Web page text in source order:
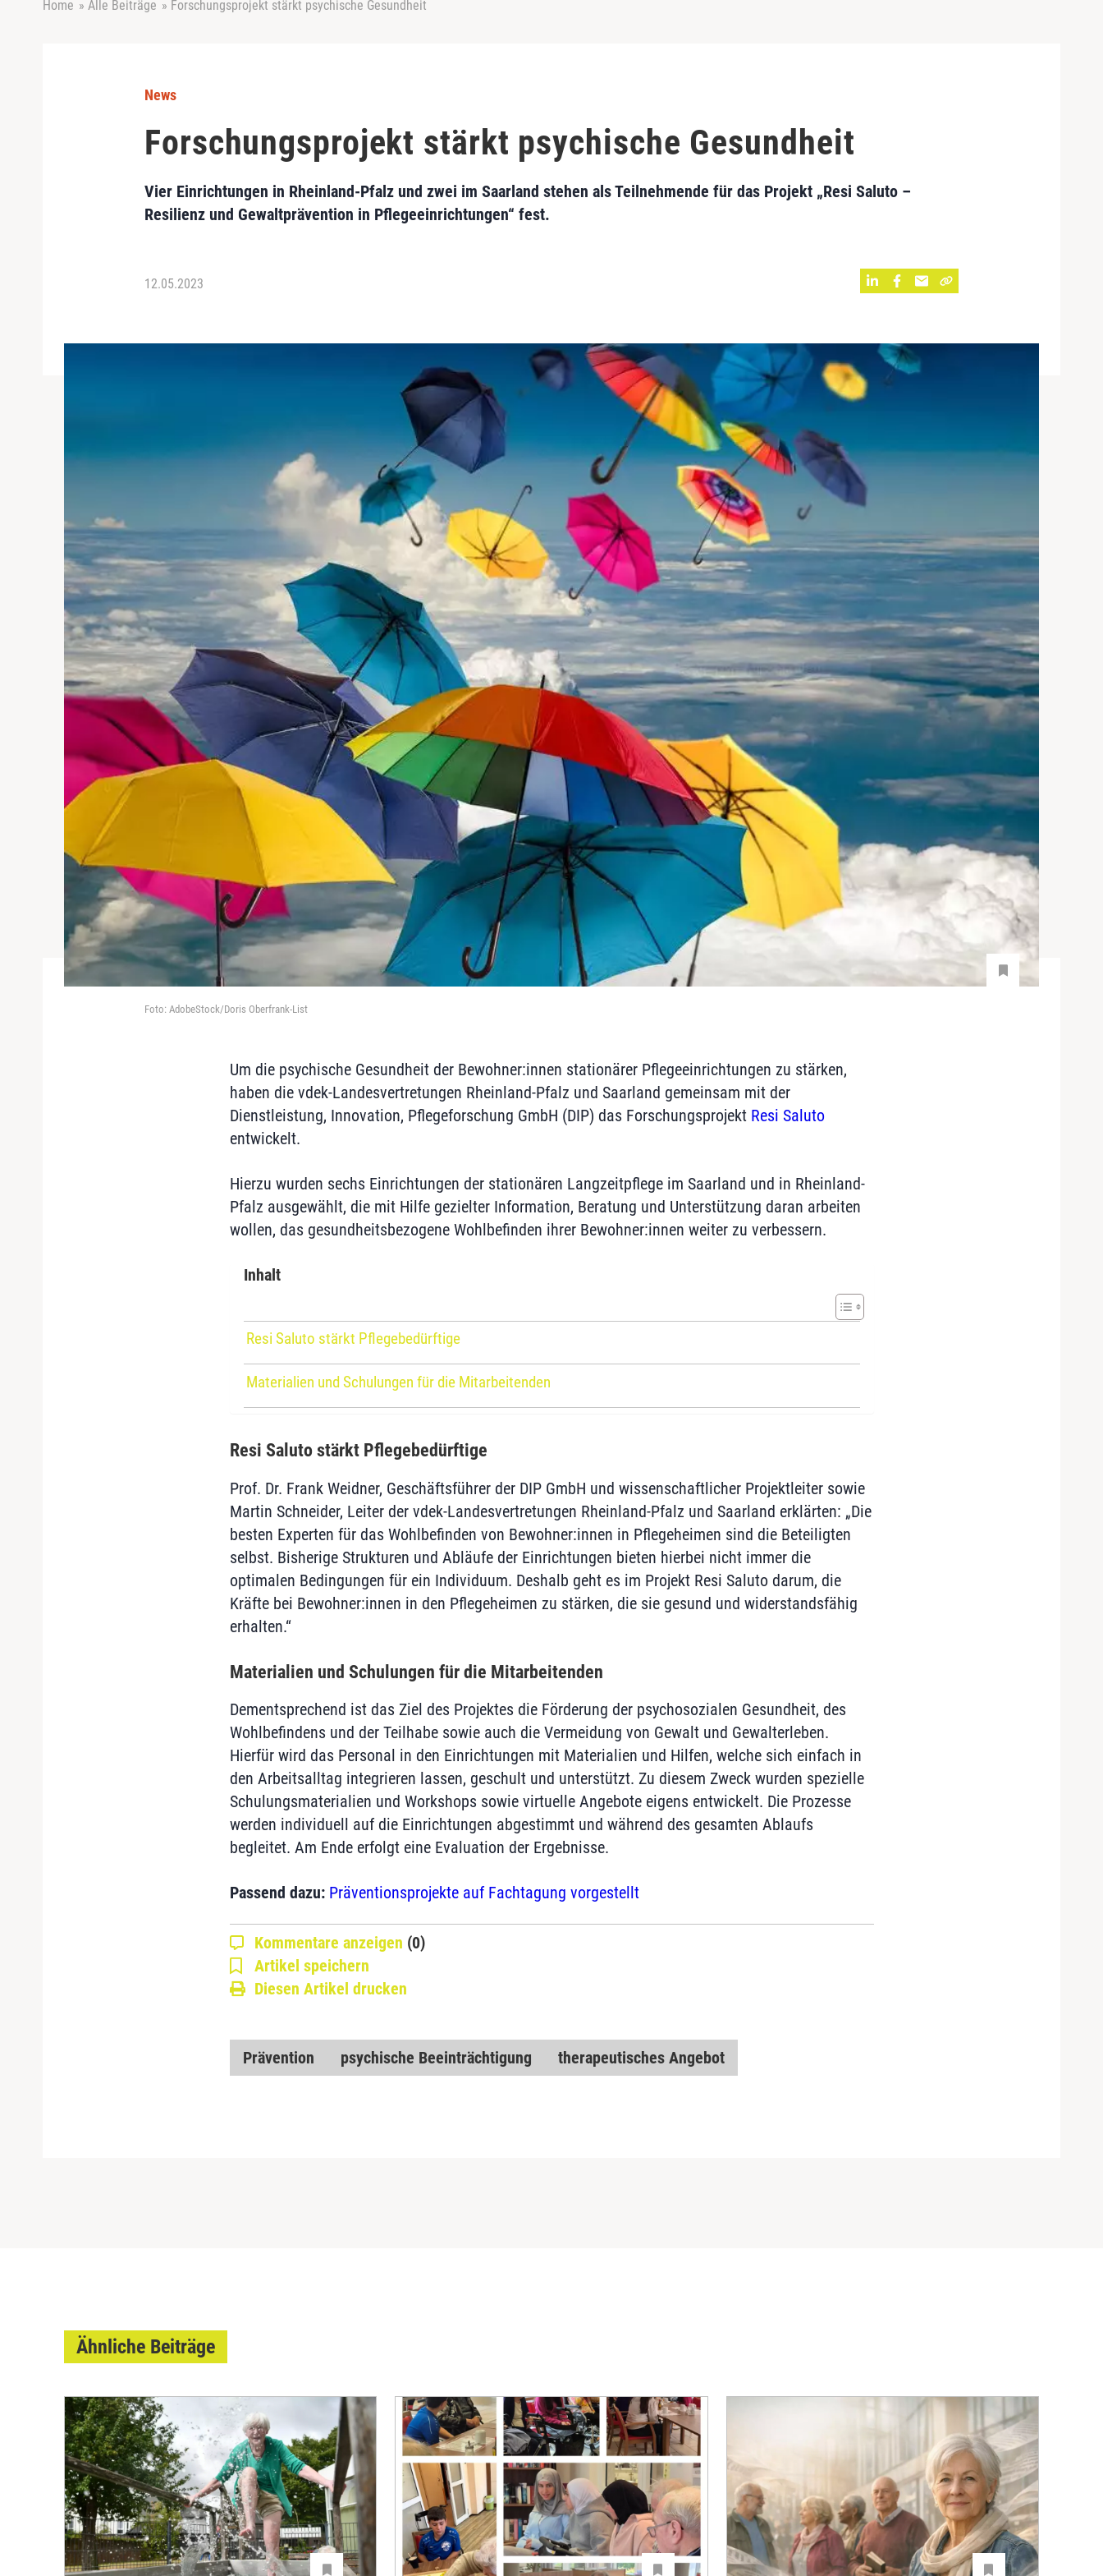
Home » Alle Beiträge » Forschungsprojekt stärkt psychische Gesundheit
News
Forschungsprojekt stärkt psychische Gesundheit
Vier Einrichtungen in Rheinland-Pfalz und zwei im Saarland stehen als Teilnehmende für das Projekt „Resi Saluto –
Resilienz und Gewaltprävention in Pflegeeinrichtungen“ fest.
12.05.2023
Foto: AdobeStock/Doris Oberfrank-List
Um die psychische Gesundheit der Bewohner:innen stationärer Pflegeeinrichtungen zu stärken,
haben die vdek-Landesvertretungen Rheinland-Pfalz und Saarland gemeinsam mit der
Dienstleistung, Innovation, Pflegeforschung GmbH (DIP) das Forschungsprojekt Resi Saluto
entwickelt.
Hierzu wurden sechs Einrichtungen der stationären Langzeitpflege im Saarland und in Rheinland-
Pfalz ausgewählt, die mit Hilfe gezielter Information, Beratung und Unterstützung daran arbeiten
wollen, das gesundheitsbezogene Wohlbefinden ihrer Bewohner:innen weiter zu verbessern.
Inhalt
Resi Saluto stärkt Pflegebedürftige
Materialien und Schulungen für die Mitarbeitenden
Resi Saluto stärkt Pflegebedürftige
Prof. Dr. Frank Weidner, Geschäftsführer der DIP GmbH und wissenschaftlicher Projektleiter sowie
Martin Schneider, Leiter der vdek-Landesvertretungen Rheinland-Pfalz und Saarland erklärten: „Die
besten Experten für das Wohlbefinden von Bewohner:innen in Pflegeheimen sind die Beteiligten
selbst. Bisherige Strukturen und Abläufe der Einrichtungen bieten hierbei nicht immer die
optimalen Bedingungen für ein Individuum. Deshalb geht es im Projekt Resi Saluto darum, die
Kräfte bei Bewohner:innen in den Pflegeheimen zu stärken, die sie gesund und widerstandsfähig
erhalten.“
Materialien und Schulungen für die Mitarbeitenden
Dementsprechend ist das Ziel des Projektes die Förderung der psychosozialen Gesundheit, des
Wohlbefindens und der Teilhabe sowie auch die Vermeidung von Gewalt und Gewalterleben.
Hierfür wird das Personal in den Einrichtungen mit Materialien und Hilfen, welche sich einfach in
den Arbeitsalltag integrieren lassen, geschult und unterstützt. Zu diesem Zweck wurden spezielle
Schulungsmaterialien und Workshops sowie virtuelle Angebote eigens entwickelt. Die Prozesse
werden individuell auf die Einrichtungen abgestimmt und während des gesamten Ablaufs
begleitet. Am Ende erfolgt eine Evaluation der Ergebnisse.
Passend dazu: Präventionsprojekte auf Fachtagung vorgestellt
Kommentare anzeigen (0)
Artikel speichern
Diesen Artikel drucken
Prävention psychische Beeinträchtigung therapeutisches Angebot
Ähnliche Beiträge